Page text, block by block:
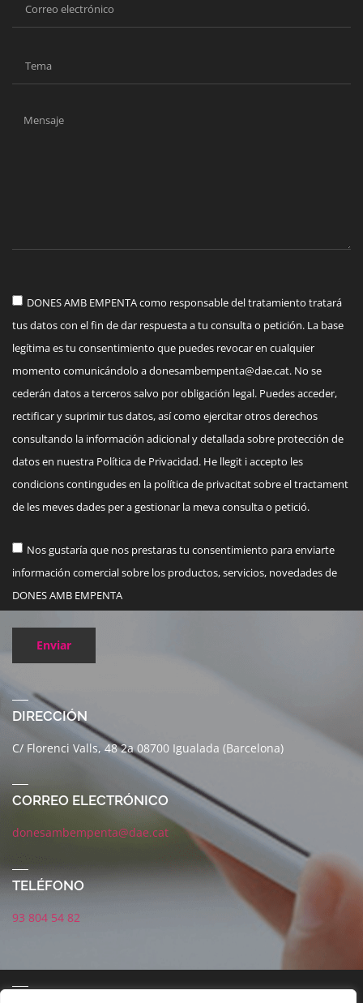
DONES AMB EMPENTA como responsable del tratamiento tratará
tus datos con el fin de dar respuesta a tu consulta o petición. La base
legítima es tu consentimiento que puedes revocar en cualquier
momento comunicándolo adonesambempenta@dae.cat. No se
cederán datos a terceros salvo por obligación legal. Puedes acceder,
rectificar y suprimir tus datos, así como ejercitar otros derechos
consultando la información adicional y detallada sobre protección de
datos en nuestra Política de Privacidad. He llegit i accepto les
condicions contingudes en la política de privacitat sobre el tractament
de les meves dades per a gestionar la meva consulta o petició.
Nos gustaría que nos prestaras tu consentimiento para enviarte
información comercial sobre los productos, servicios, novedades de
DONES AMB EMPENTA
Enviar
DIRECCIÓN
C/ Florenci Valls, 48 2a 08700 Igualada (Barcelona)
CORREO ELECTRÓNICO
donesambempenta@dae.cat
TELÉFONO
93 804 54 82